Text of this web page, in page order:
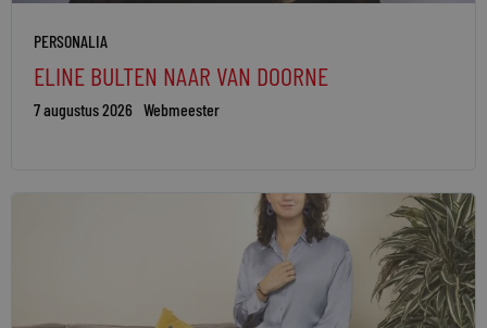
PERSONALIA
ELINE BULTEN NAAR VAN DOORNE
7 augustus 2026 Webmeester